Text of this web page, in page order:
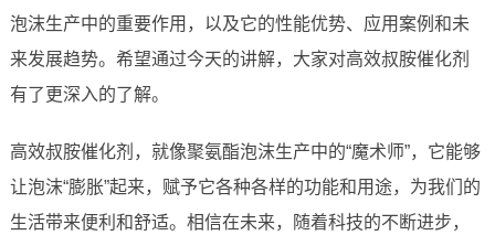
泡沫生产中的重要作用，以及它的性能优势、应用案例和未
来发展趋势。希望通过今天的讲解，大家对高效叔胺催化剂
有了更深入的了解。
高效叔胺催化剂，就像聚氨酯泡沫生产中的“魔术师”，它能够
让泡沫“膨胀”起来，赋予它各种各样的功能和用途，为我们的
生活带来便利和舒适。相信在未来，随着科技的不断进步，